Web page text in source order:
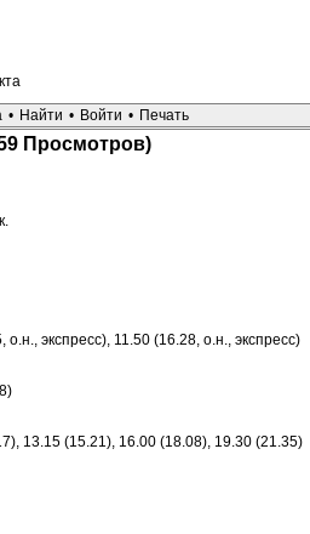
• Найти • Войти • Печать
Просмотров)
экспресс), 11.50 (16.28, о.н., экспресс)
13.15 (15.21), 16.00 (18.08), 19.30 (21.35)